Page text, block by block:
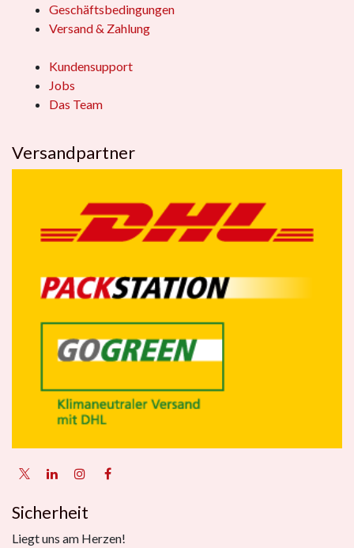
Geschäftsbedingungen
Versand & Zahlung
Kundensupport
Jobs
Das Team
Versandpartner
Sicherheit
Liegt uns am Herzen!